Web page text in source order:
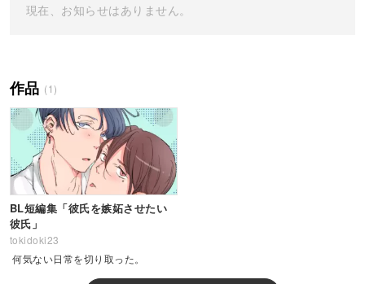
現在、お知らせはありません。
作品 (1)
BL短編集「彼氏を嫉妬させたい
彼氏」
tokidoki23
何気ない日常を切り取った。